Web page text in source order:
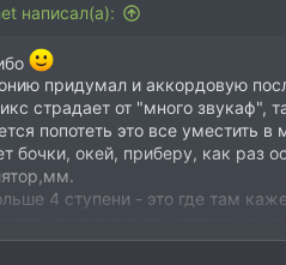
написал(а):
придумал и аккордовую
страдает от "много звукаф",
попотеть это все уместить
бочки, окей, приберу, как раз
4 ступени - это где там
совету полисквашер заюзал и